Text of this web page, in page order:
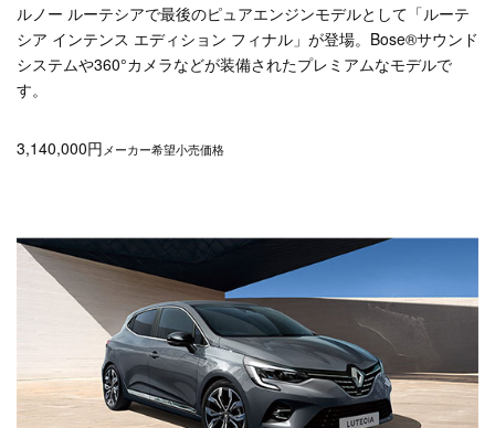
ルノー ルーテシアで最後のピュアエンジンモデルとして「ルーテ
シア インテンス エディション フィナル」が登場。Bose®サウンド
システムや360°カメラなどが装備されたプレミアムなモデルで
す。
3,140,000円 メーカー希望小売価格